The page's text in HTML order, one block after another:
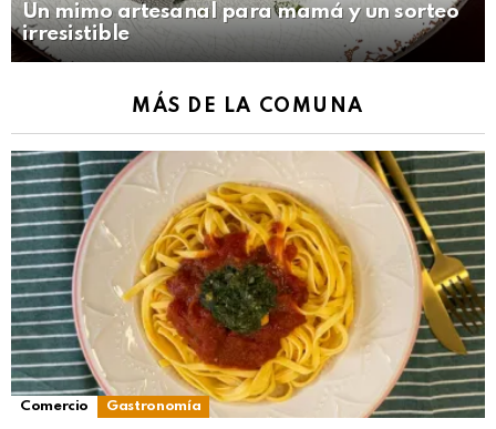
Un mimo artesanal para mamá y un sorteo
irresistible
MÁS DE LA COMUNA
Comercio Gastronomía